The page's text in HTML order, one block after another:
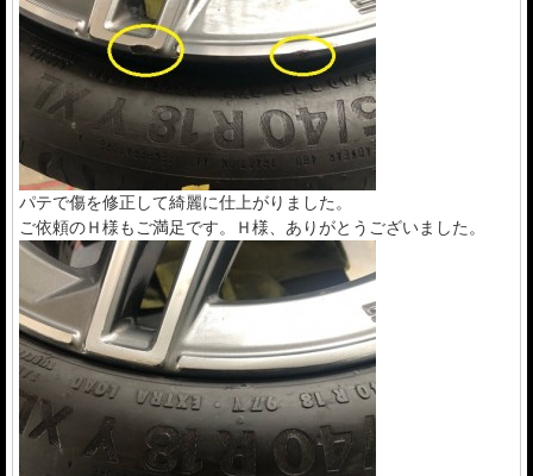
パテで傷を修正して綺麗に仕上がりました。
ご依頼のＨ様もご満足です。Ｈ様、ありがとうございました。